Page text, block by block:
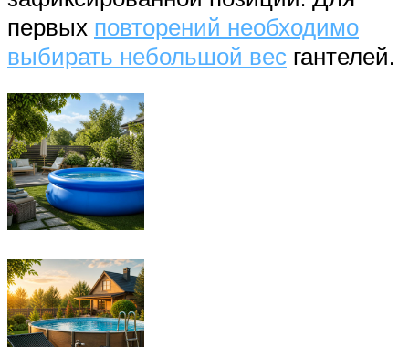
первых повторений необходимо
выбирать небольшой вес гантелей.